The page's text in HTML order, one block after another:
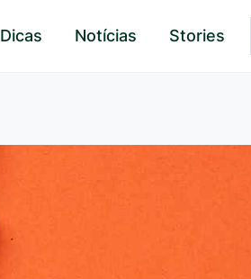
Dicas Notícias Stories